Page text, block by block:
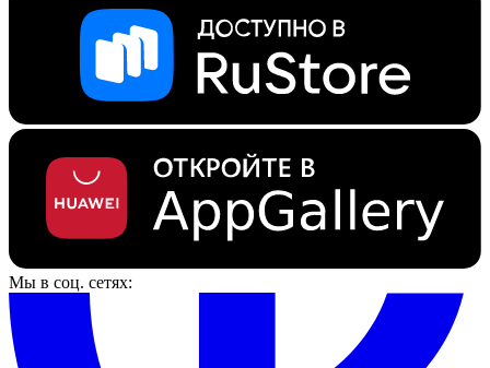
Мы в соц. сетях: